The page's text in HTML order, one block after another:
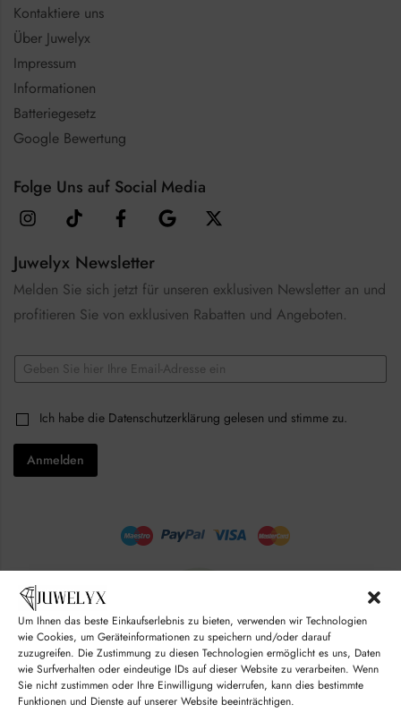
Um Ihnen das beste Einkaufserlebnis zu bieten, verwenden wir Technologien
wie Cookies, um Geräteinformationen zu speichern und/oder darauf
zuzugreifen. Die Zustimmung zu diesen Technologien ermöglicht es uns, Daten
wie Surfverhalten oder eindeutige IDs auf dieser Website zu verarbeiten. Wenn
Sie nicht zustimmen oder Ihre Einwilligung widerrufen, kann dies bestimmte
Funktionen und Dienste auf unserer Website beeinträchtigen.
Kontaktiere uns
Über Juwelyx
Impressum
Informationen
Batteriegesetz
Google Bewertung
Folge Uns auf Social Media
Juwelyx Newsletter
Melden Sie sich jetzt für unseren exklusiven Newsletter an und
profitieren Sie von exklusiven Rabatten und Angeboten.
a
l
C
h
*
E
lC
h
e
k
*
Ich habe die Datenschutzerklärung gelesen und stimme zu.
Anmelden